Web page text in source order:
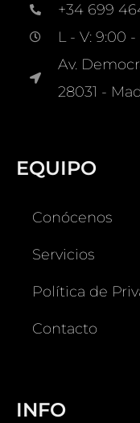
+34 699
L - V: 9:00
Av.
28031 -
EQUIPO
Conócenos
Servicios
Política de
Contacto
INFO